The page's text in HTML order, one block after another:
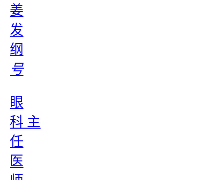
姜
发
纲
号
眼
科 主
任
医